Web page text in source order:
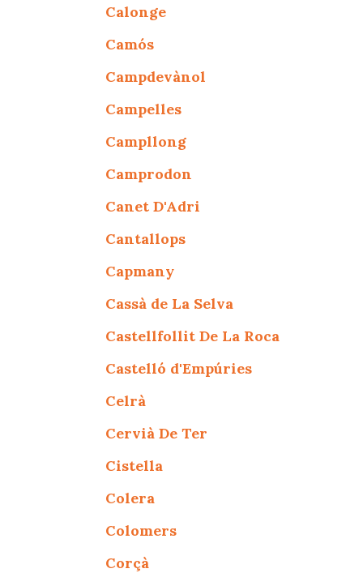
Calonge
Camós
Campdevànol
Campelles
Campllong
Camprodon
Canet D'Adri
Cantallops
Capmany
Cassà de La Selva
Castellfollit De La Roca
Castelló d'Empúries
Celrà
Cervià De Ter
Cistella
Colera
Colomers
Corçà